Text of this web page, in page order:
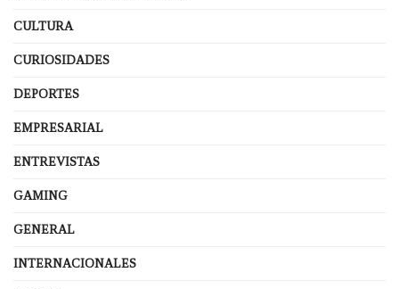
CULTURA
CURIOSIDADES
DEPORTES
EMPRESARIAL
ENTREVISTAS
GAMING
GENERAL
INTERNACIONALES